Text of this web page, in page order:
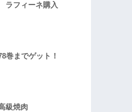
ラフィーネ購入
巻までゲット！
級焼肉